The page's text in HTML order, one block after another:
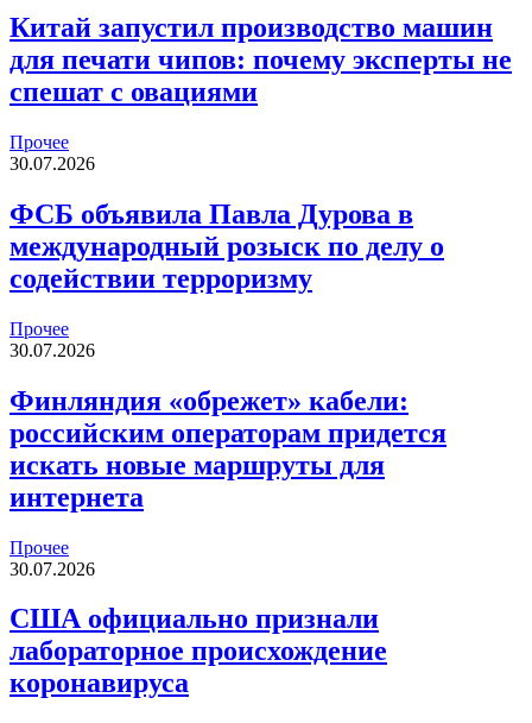
Китай запустил производство машин
для печати чипов: почему эксперты не
спешат с овациями
Прочее
30.07.2026
ФСБ объявила Павла Дурова в
международный розыск по делу о
содействии терроризму
Прочее
30.07.2026
Финляндия «обрежет» кабели:
российским операторам придется
искать новые маршруты для
интернета
Прочее
30.07.2026
США официально признали
лабораторное происхождение
коронавируса